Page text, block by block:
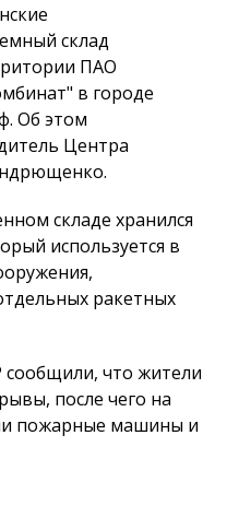
склад
ПАО
в городе
Об этом
Центра
складе хранился
используется в
ракетных
сообщили, что жители
после чего на
пожарные машины и